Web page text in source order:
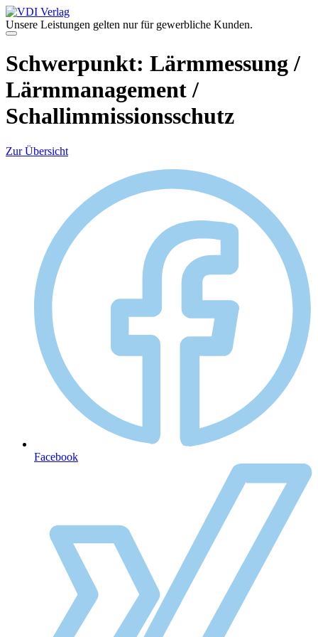
Zum
Inhalt
springen
Unsere Leistungen gelten nur für gewerbliche Kunden.
Menü
Schwerpunkt: Lärmmessung /
Lärmmanagement /
Schallimmissionsschutz
Zur Übersicht
Facebook